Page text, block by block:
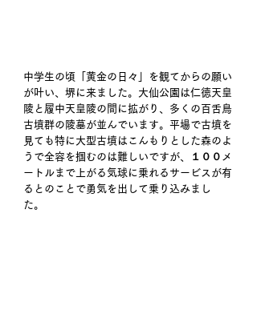
中学生の頃「黄金の日々」を観てからの願い
が叶い、堺に来ました。大仙公園は仁徳天皇
陵と履中天皇陵の間に拡がり、多くの百舌鳥
古墳群の陵墓が並んでいます。平場で古墳を
見ても特に大型古墳はこんもりとした森のよ
うで全容を掴むのは難しいですが、１００メ
ートルまで上がる気球に乗れるサービスが有
るとのことで勇気を出して乗り込みまし
た。